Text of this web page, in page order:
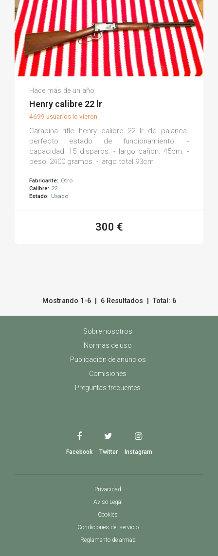
Alejandro G.
(0)
Hace más de un año
Henry calibre 22 lr
4699 usuarios lo vieron
Carabina rifle henry calibre 22 lr de palanca.
perfecto estado de funcionamiento. -
capacidad: 15 disparos. - largo cañón: 45cm. -
peso: 2400 gramos. - largo total 93cm
Fabricante: Otro
Calibre: 22
Estado: Usado
300 €
Mostrando 1-6 | 6 Resultados | Total: 6
Sobre nosotros
Normas de uso
Publicación de anuncios
Comisiones
Preguntas frecuentes
Facebook Twitter Instagram
Privacidad
Aviso Legal
Cookies
Condiciones del servicio
Reglamento de armas